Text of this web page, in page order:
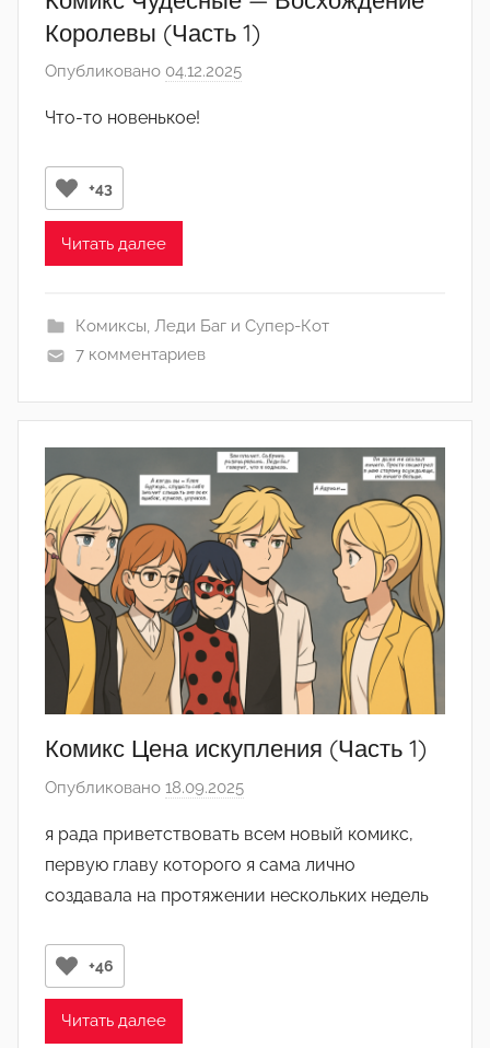
Королевы (Часть 1)
Опубликовано 04.12.2025
l
l
o
v
Что-то новенькое!
+43
Читать далее
Комиксы, Леди Баг и Супер-Кот
7 комментариев
Комикс Цена искупления (Часть 1)
Опубликовано 18.09.2025
т
о
р
я рада приветствовать всем новый комикс,
первую главу которого я сама лично
создавала на протяжении нескольких недель
+46
Читать далее